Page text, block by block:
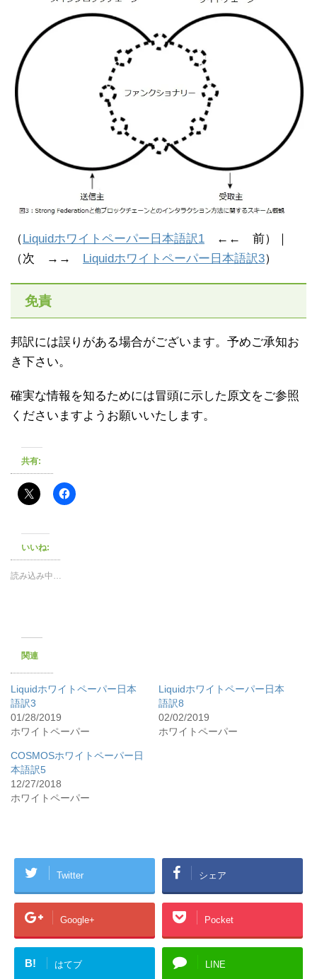
（ Liquidホワイトペーパー日本語訳1 ←← 前）｜
（次 →→
Liquidホワイトペーパー日本語訳3）
免責
邦訳には誤りがある場合がございます。予めご承知お
き下さい。
確実な情報を知るためには冒頭に示した原文をご参照
くださいますようお願いいたします。
共有:
いいね:
読み込み中…
関連
Liquidホワイトペーパー日本
語訳3
01/28/2019
ホワイトペーパー
Liquidホワイトペーパー日本
語訳8
02/02/2019
ホワイトペーパー
COSMOSホワイトペーパー日
本語訳5
12/27/2018
ホワイトペーパー
Twitter シェア
Google+ Pocket
B! はてブ LINE